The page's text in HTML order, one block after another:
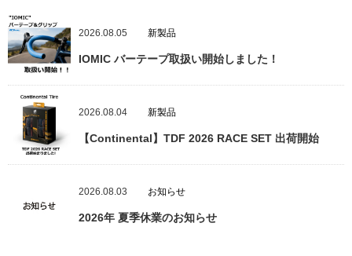
2026.08.05 新製品
IOMIC バーテープ取扱い開始しました！
2026.08.04 新製品
【Continental】TDF 2026 RACE SET 出荷開始
2026.08.03 お知らせ
2026年 夏季休業のお知らせ